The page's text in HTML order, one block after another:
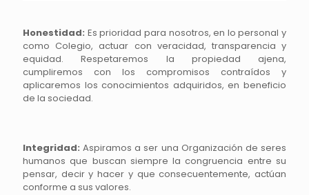
Honestidad: Es prioridad para nosotros, en lo personal y
como Colegio, actuar con veracidad, transparencia y
equidad. Respetaremos la propiedad ajena,
cumpliremos con los compromisos contraídos y
aplicaremos los conocimientos adquiridos, en beneficio
de la sociedad.
Integridad: Aspiramos a ser una Organización de seres
humanos que buscan siempre la congruencia entre su
pensar, decir y hacer y que consecuentemente, actúan
conforme a sus valores.